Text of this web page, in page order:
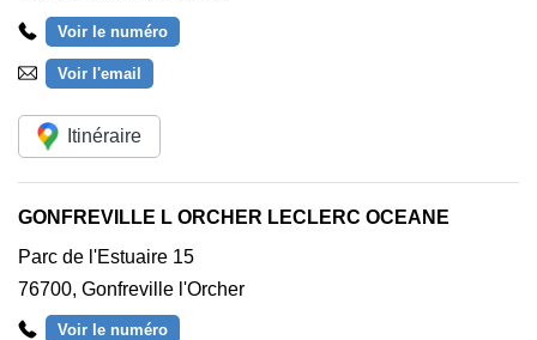
Voir le numéro
Voir l'email
Itinéraire
GONFREVILLE L ORCHER LECLERC OCEANE
Parc de l'Estuaire 15
76700, Gonfreville l'Orcher
Voir le numéro